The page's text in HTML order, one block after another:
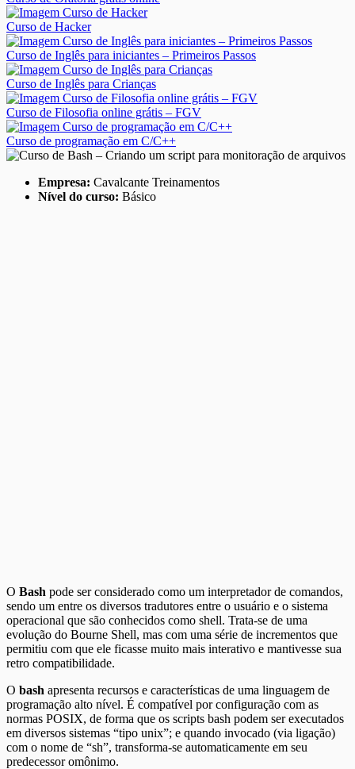
Curso de Hacker
Curso de Inglês para iniciantes – Primeiros Passos
Curso de Inglês para Crianças
Curso de Filosofia online grátis – FGV
Curso de programação em C/C++
Empresa: Cavalcante Treinamentos
Nível do curso: Básico
O Bash pode ser considerado como um interpretador de comandos,
sendo um entre os diversos tradutores entre o usuário e o sistema
operacional que são conhecidos como shell. Trata-se de uma
evolução do Bourne Shell, mas com uma série de incrementos que
permitiu com que ele ficasse muito mais interativo e mantivesse sua
retro compatibilidade.
O bash apresenta recursos e características de uma linguagem de
programação alto nível. É compatível por configuração com as
normas POSIX, de forma que os scripts bash podem ser executados
em diversos sistemas “tipo unix”; e quando invocado (via ligação)
com o nome de “sh”, transforma-se automaticamente em seu
predecessor omônimo.